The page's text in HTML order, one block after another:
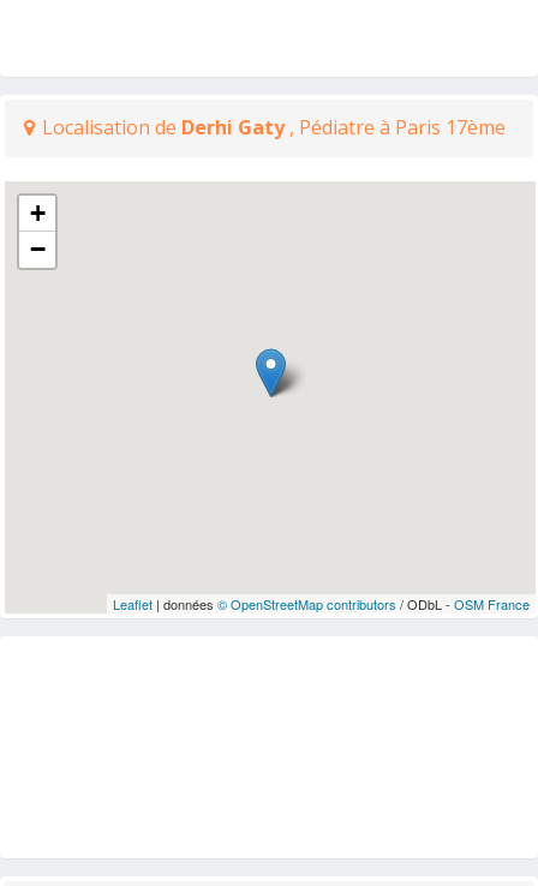
Localisation de Derhi Gaty, Pédiatre à Paris 17ème
+
−
Leaflet| données © OpenStreetMap contributors / ODbL - OSM France